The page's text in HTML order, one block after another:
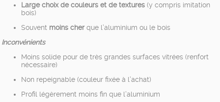
Large choix de couleurs et de textures (y compris imitation
bois)
Souvent moins cherque l’aluminium ou le bois
Inconvénients
Moins solide pour de très grandes surfaces vitrées (renfort
nécessaire)
Non repeignable (couleur fixée à l’achat)
Profil légèrement moins fin que l’aluminium